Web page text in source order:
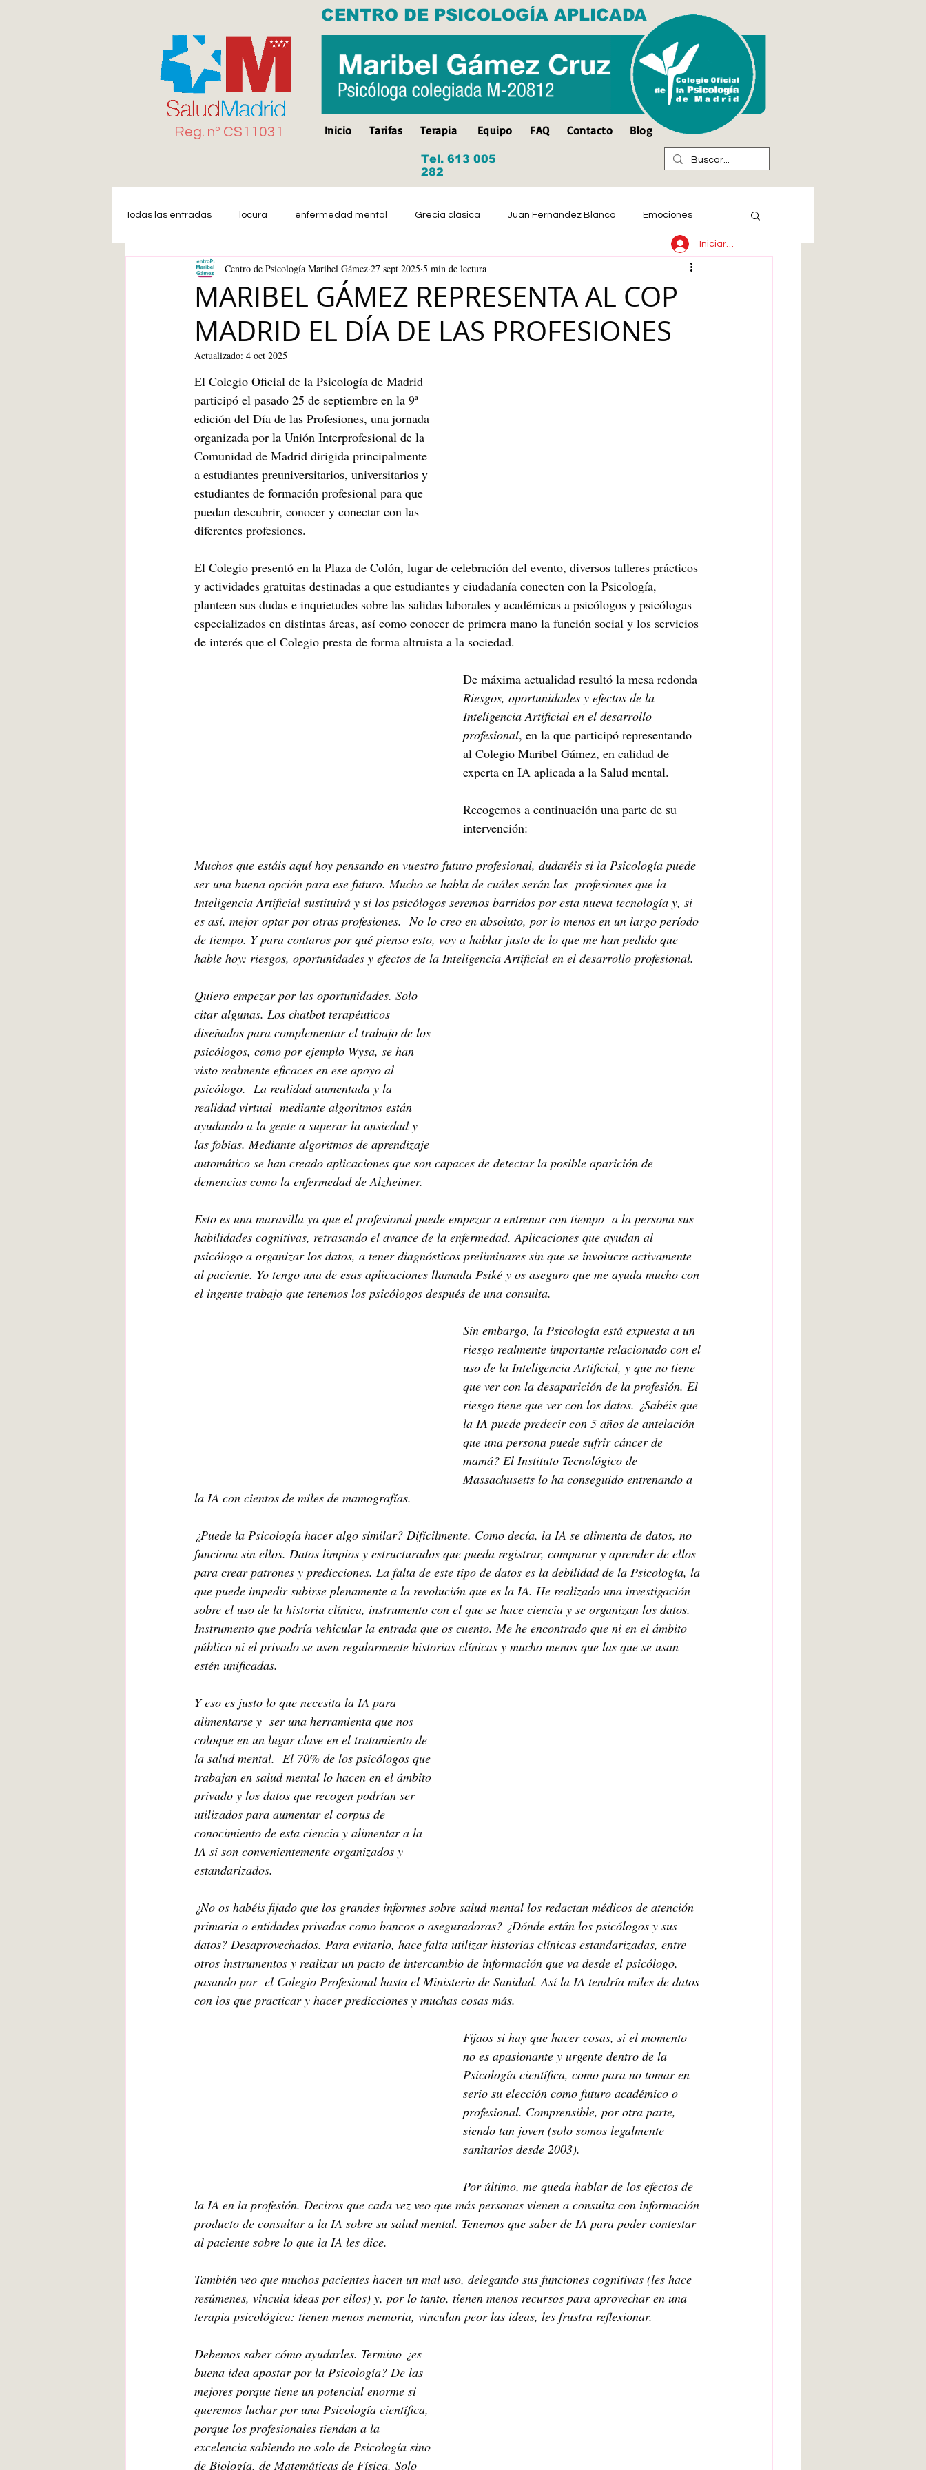
CENTRO DE PSICOLOGÍA APLICADA
Reg. nº CS11031 Inicio Tarifas Terapia Equipo FAQ Contacto Blog
Tel. 613 005
282
Todas las entradas locura enfermedad mental Grecia clásica Juan Fernández Blanco Emociones
Estrés Ansiedad Suicidio Discapacidad
Blanca de la Torre Fernández Maribel Gámez Comunicación Hijos Separación arte bruto
Deberes escolares empatía Algoritmos cuentos infantiles
Desarrollo infantil Transgénero Cambio de sexo
MARIBEL GÁMEZ REPRESENTA AL COP
MADRID EL DÍA DE LAS PROFESIONES
Centro de Psicología Maribel Gámez 27 sept 2025 5 min de lectura
Actualizado: 4 oct 2025
El Colegio Oficial de la Psicología de Madrid
participó el pasado 25 de septiembre en la 9ª
edición del Día de las Profesiones, una jornada
organizada por la Unión Interprofesional de la
Comunidad de Madrid dirigida principalmente
a estudiantes preuniversitarios, universitarios y
estudiantes de formación profesional para que
puedan descubrir, conocer y conectar con las
diferentes profesiones.
El Colegio presentó en la Plaza de Colón, lugar de celebración del evento, diversos talleres prácticos
y actividades gratuitas destinadas a que estudiantes y ciudadanía conecten con la Psicología,
planteen sus dudas e inquietudes sobre las salidas laborales y académicas a psicólogos y psicólogas
especializados en distintas áreas, así como conocer de primera mano la función social y los servicios
de interés que el Colegio presta de forma altruista a la sociedad.
De máxima actualidad resultó la mesa redonda
Riesgos, oportunidades y efectos de la
Inteligencia Artificial en el desarrollo
profesional, en la que participó representando
al Colegio Maribel Gámez, en calidad de
experta en IA aplicada a la Salud mental.
Recogemos a continuación una parte de su
intervención:
Muchos que estáis aquí hoy pensando en vuestro futuro profesional, dudaréis si la Psicología puede
ser una buena opción para ese futuro. Mucho se habla de cuáles serán las  profesiones que la
Inteligencia Artificial sustituirá y si los psicólogos seremos barridos por esta nueva tecnología y, si
es así, mejor optar por otras profesiones.  No lo creo en absoluto, por lo menos en un largo período
de tiempo. Y para contaros por qué pienso esto, voy a hablar justo de lo que me han pedido que
hable hoy: riesgos, oportunidades y efectos de la Inteligencia Artificial en el desarrollo profesional.
Quiero empezar por las oportunidades. Solo
citar algunas. Los chatbot terapéuticos
diseñados para complementar el trabajo de los
psicólogos, como por ejemplo Wysa, se han
visto realmente eficaces en ese apoyo al
psicólogo.  La realidad aumentada y la
realidad virtual  mediante algoritmos están
ayudando a la gente a superar la ansiedad y
las fobias. Mediante algoritmos de aprendizaje
automático se han creado aplicaciones que son capaces de detectar la posible aparición de
demencias como la enfermedad de Alzheimer.
Esto es una maravilla ya que el profesional puede empezar a entrenar con tiempo  a la persona sus
habilidades cognitivas, retrasando el avance de la enfermedad. Aplicaciones que ayudan al
psicólogo a organizar los datos, a tener diagnósticos preliminares sin que se involucre activamente
al paciente. Yo tengo una de esas aplicaciones llamada Psiké y os aseguro que me ayuda mucho con
el ingente trabajo que tenemos los psicólogos después de una consulta.
Sin embargo, la Psicología está expuesta a un
riesgo realmente importante relacionado con el
uso de la Inteligencia Artificial, y que no tiene
que ver con la desaparición de la profesión. El
riesgo tiene que ver con los datos. ¿Sabéis que
la IA puede predecir con 5 años de antelación
que una persona puede sufrir cáncer de
mamá? El Instituto Tecnológico de
Massachusetts lo ha conseguido entrenando a
la IA con cientos de miles de mamografías.
¿Puede la Psicología hacer algo similar? Difícilmente. Como decía, la IA se alimenta de datos, no
funciona sin ellos. Datos limpios y estructurados que pueda registrar, comparar y aprender de ellos
para crear patrones y predicciones. La falta de este tipo de datos es la debilidad de la Psicología, la
que puede impedir subirse plenamente a la revolución que es la IA. He realizado una investigación
sobre el uso de la historia clínica, instrumento con el que se hace ciencia y se organizan los datos.
Instrumento que podría vehicular la entrada que os cuento. Me he encontrado que ni en el ámbito
público ni el privado se usen regularmente historias clínicas y mucho menos que las que se usan
estén unificadas.
Y eso es justo lo que necesita la IA para
alimentarse y  ser una herramienta que nos
coloque en un lugar clave en el tratamiento de
la salud mental.  El 70% de los psicólogos que
trabajan en salud mental lo hacen en el ámbito
privado y los datos que recogen podrían ser
utilizados para aumentar el corpus de
conocimiento de esta ciencia y alimentar a la
IA si son convenientemente organizados y
estandarizados.
¿No os habéis fijado que los grandes informes sobre salud mental los redactan médicos de atención
primaria o entidades privadas como bancos o aseguradoras? ¿Dónde están los psicólogos y sus
datos? Desaprovechados. Para evitarlo, hace falta utilizar historias clínicas estandarizadas, entre
otros instrumentos y realizar un pacto de intercambio de información que va desde el psicólogo,
pasando por  el Colegio Profesional hasta el Ministerio de Sanidad. Así la IA tendría miles de datos
con los que practicar y hacer predicciones y muchas cosas más.
Fijaos si hay que hacer cosas, si el momento
no es apasionante y urgente dentro de la
Psicología científica, como para no tomar en
serio su elección como futuro académico o
profesional. Comprensible, por otra parte,
siendo tan joven (solo somos legalmente
sanitarios desde 2003).
Por último, me queda hablar de los efectos de
la IA en la profesión. Deciros que cada vez veo que más personas vienen a consulta con información
producto de consultar a la IA sobre su salud mental. Tenemos que saber de IA para poder contestar
al paciente sobre lo que la IA les dice.
También veo que muchos pacientes hacen un mal uso, delegando sus funciones cognitivas (les hace
resúmenes, vincula ideas por ellos) y, por lo tanto, tienen menos recursos para aprovechar en una
terapia psicológica: tienen menos memoria, vinculan peor las ideas, les frustra reflexionar.
Debemos saber cómo ayudarles. Termino ¿es
buena idea apostar por la Psicología? De las
mejores porque tiene un potencial enorme si
queremos luchar por una Psicología científica,
porque los profesionales tiendan a la
excelencia sabiendo no solo de Psicología sino
de Biología, de Matemáticas de Física. Solo
Iniciar sesión